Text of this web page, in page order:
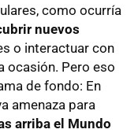
como ocurría
nuevos
o interactuar con
ocasión. Pero eso
de fondo: En
amenaza para
arriba el Mundo